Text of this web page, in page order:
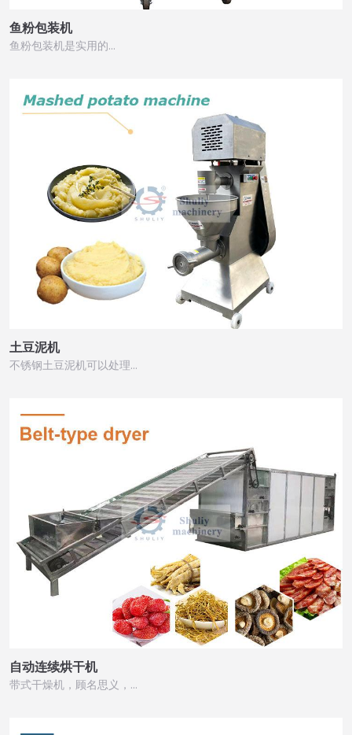
鱼粉包装机
鱼粉包装机是实用的…
土豆泥机
不锈钢土豆泥机可以处理…
自动连续烘干机
带式干燥机，顾名思义，…